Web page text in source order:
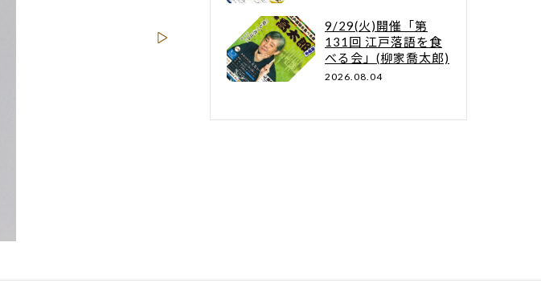
9/29(火)開催「第
131回 江戸落語を食
べる会」(柳家喬太郎)
2026.08.04